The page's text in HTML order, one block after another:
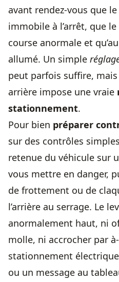
avant rendez-vous que
immobile à l’arrêt, que le
course anormale et
allumé. Un simple
peut parfois suffire,
arrière impose une vraie
stationnement.
Pour bien préparer
sur des contrôles
retenue du véhicule sur
vous mettre en danger,
de frottement ou de
l’arrière au serrage. Le
anormalement haut, ni
molle, ni accrocher par
stationnement
ou un message au